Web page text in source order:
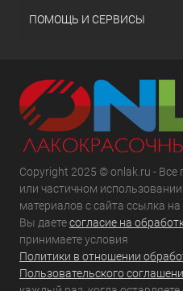
ПОМОЩЬ И СЕРВИСЫ
Copyright 2025 © onlak.ru -
или частичном использовании
материалов с сайта ссылка
Вы даетесогласие на
принимаете условия
Политики в отношении
Пользовательского